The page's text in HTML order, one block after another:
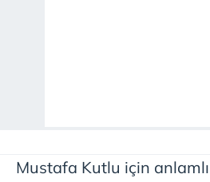
Mustafa Kutlu için